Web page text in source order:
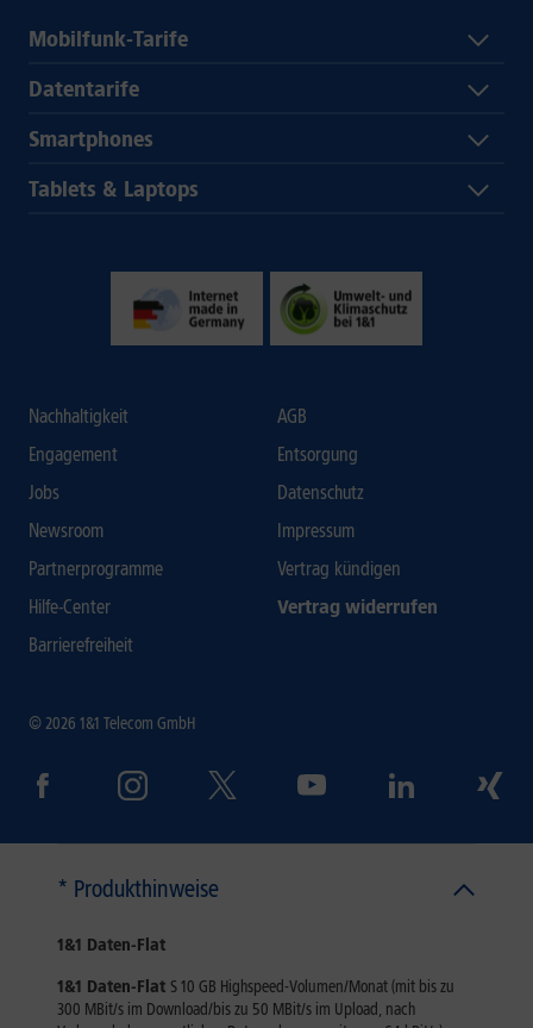
Mobilfunk-Tarife
Datentarife
Smartphones
Tablets & Laptops
Nachhaltigkeit
Engagement
Jobs
Newsroom
Partnerprogramme
Hilfe-Center
Barrierefreiheit
AGB
Entsorgung
Datenschutz
Impressum
Vertrag kündigen
Vertrag widerrufen
© 2026 1&1 Telecom GmbH